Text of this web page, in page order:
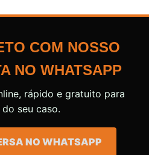
COM NOSSO
NO WHATSAPP
rápido e gratuito para
do seu caso.
NO WHATSAPP